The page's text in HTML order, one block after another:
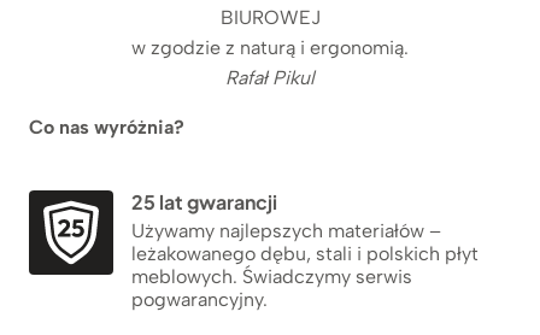
BIUROWEJ
w zgodzie z naturą i ergonomią.
Rafał Pikul
Co nas wyróżnia?
25 lat gwarancji
Używamy najlepszych materiałów –
leżakowanego dębu, stali i polskich płyt
meblowych. Świadczymy serwis
pogwarancyjny.